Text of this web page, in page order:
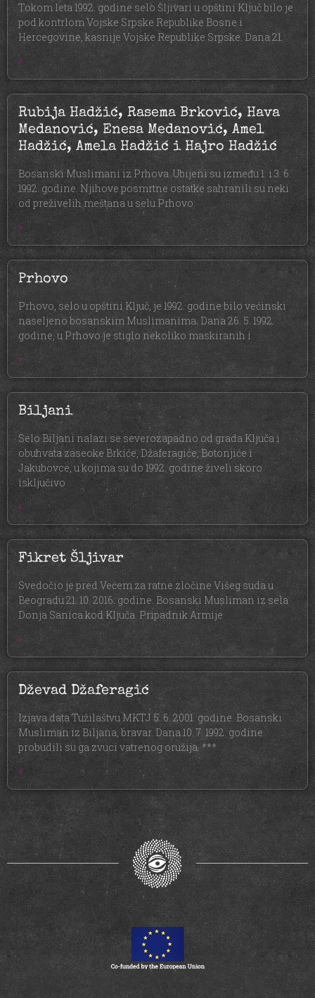
Tokom leta 1992. godine selo Šljivari u opštini Ključ bilo je
pod kontrlom Vojske Srpske Republike Bosne i
Hercegovine, kasnije Vojske Republike Srpske. Dana 21.
»
Rubija Hadžić, Rasema Brković, Hava
Medanović, Enesa Medanović, Amel
Hadžić, Amela Hadžić i Hajro Hadžić
Bosanski Muslimani iz Prhova. Ubijeni su između 1. i 3. 6.
1992. godine. Njihove posmrtne ostatke sahranili su neki
od preživelih meštana u selu Prhovo.
»
Prhovo
Prhovo, selo u opštini Ključ, je 1992. godine bilo većinski
naseljeno bosanskim Muslimanima. Dana 26. 5. 1992.
godine, u Prhovo je stiglo nekoliko maskiranih i
»
Biljani
Selo Biljani nalazi se severozapadno od grada Ključa i
obuhvata zaseoke Brkiće, Džaferagiće, Botonjiće i
Jakubovce, u kojima su do 1992. godine živeli skoro
isključivo
»
Fikret Šljivar
Svedočio je pred Većem za ratne zločine Višeg suda u
Beogradu 21. 10. 2016. godine. Bosanski Musliman iz sela
Donja Sanica kod Ključa. Pripadnik Armije
»
Dževad Džaferagić
Izjava data Tužilaštvu MKTJ 5. 6. 2001. godine. Bosanski
Musliman iz Biljana, bravar. Dana 10. 7. 1992. godine
probudili su ga zvuci vatrenog oružija. ***
»